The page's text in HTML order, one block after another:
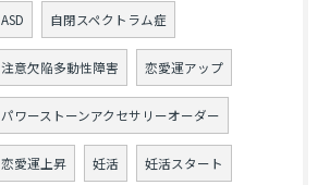
ASD 自閉スペクトラム症
注意欠陥多動性障害 恋愛運アップ
パワーストーンアクセサリーオーダー
恋愛運上昇 妊活 妊活スタート